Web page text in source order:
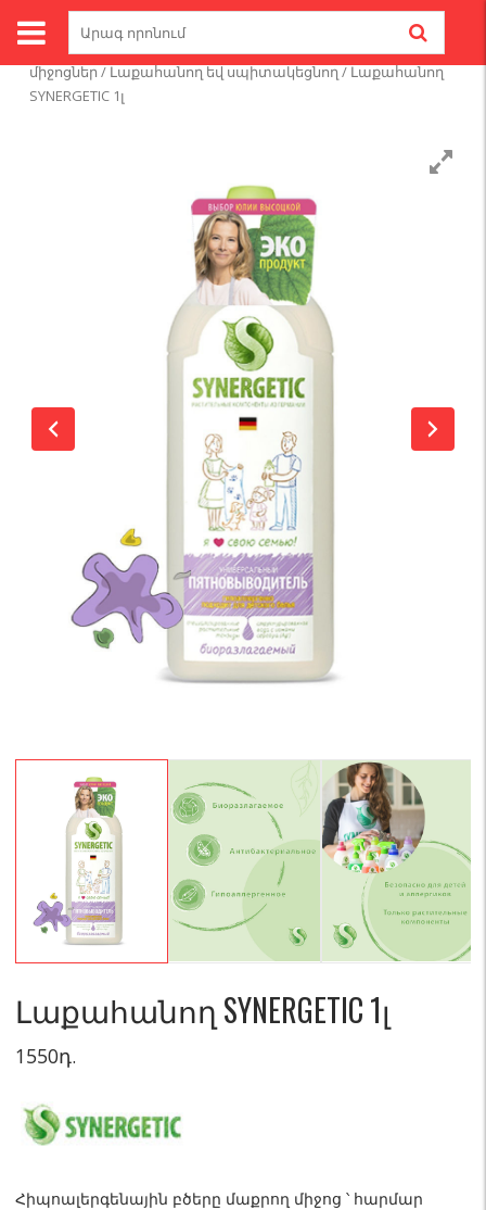
Search
Գլխավոր Մաքրող լվացող միջոցներ
միջոցներ/Լաքահանող եվ սպիտակեցնող/ Լաքահանող
SYNERGETIC 1լ
Լաքահանող SYNERGETIC 1լ
1550դ.
Հիպոալերգենային բծերը մաքրող միջոց ՝ հարմար